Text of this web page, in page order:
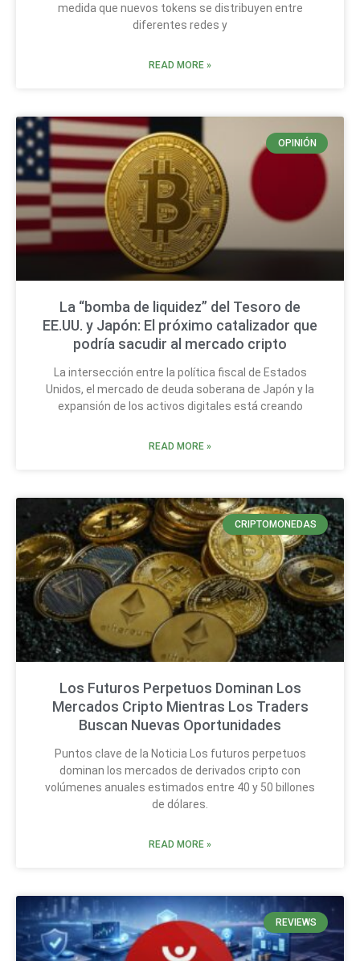
medida que nuevos tokens se distribuyen entre
diferentes redes y
READ MORE »
OPINIÓN
La “bomba de liquidez” del Tesoro de
EE.UU. y Japón: El próximo catalizador que
podría sacudir al mercado cripto
La intersección entre la política fiscal de Estados
Unidos, el mercado de deuda soberana de Japón y la
expansión de los activos digitales está creando
READ MORE »
CRIPTOMONEDAS
Los Futuros Perpetuos Dominan Los
Mercados Cripto Mientras Los Traders
Buscan Nuevas Oportunidades
Puntos clave de la Noticia Los futuros perpetuos
dominan los mercados de derivados cripto con
volúmenes anuales estimados entre 40 y 50 billones
de dólares.
READ MORE »
REVIEWS